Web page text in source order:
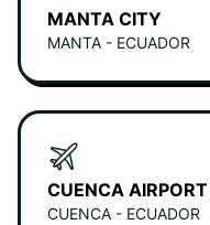
MANTA CITY
MANTA - ECUADOR
CUENCA AIRPORT
CUENCA - ECUADOR